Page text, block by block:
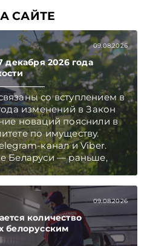
САЙТЕ
09.08.2026
декабря 2026 года
со вступлением в
изменений в Закон
новаций пояснили в
по имуществу.
и Viber.
Беларуси — раньше,
09.08.2026
количество
белорусским